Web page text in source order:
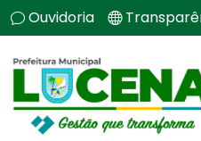
Ouvidoria